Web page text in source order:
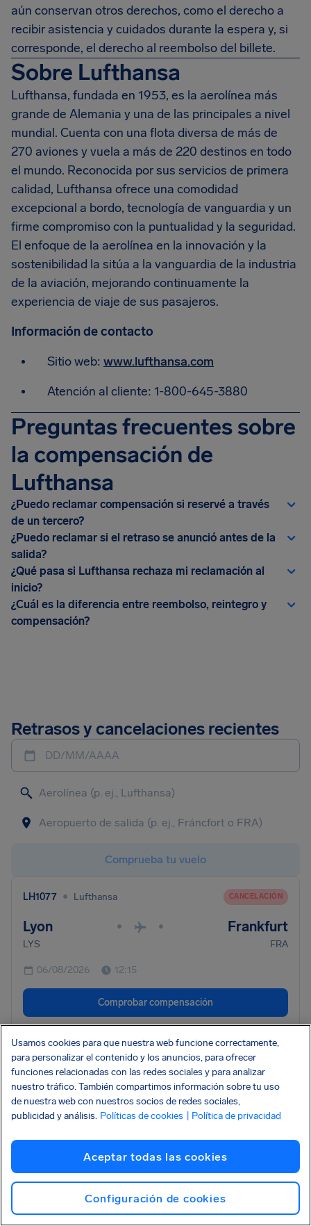
aún conservan otros derechos, como el derecho a
recibir asistencia y cuidados durante la espera y, si
corresponde, el derecho al reembolso del billete.
Sobre Lufthansa
Lufthansa, fundada en 1953, es la aerolínea más
grande de Alemania y una de las principales a nivel
mundial. Cuenta con una flota diversa de más de
270 aviones y vuela a más de 220 destinos en todo
el mundo. Reconocida por sus servicios de primera
calidad, Lufthansa ofrece una comodidad
excepcional a bordo, tecnología de vanguardia y un
firme compromiso con la puntualidad y la seguridad.
El enfoque de la aerolínea en la innovación y la
sostenibilidad la sitúa a la vanguardia de la industria
de la aviación, mejorando continuamente la
experiencia de viaje de sus pasajeros.
Información de contacto
Sitio web: www.lufthansa.com
Atención al cliente: 1-800-645-3880
Preguntas frecuentes sobre
la compensación de
Lufthansa
¿Puedo reclamar compensación si reservé a través
de un tercero?
¿Puedo reclamar si el retraso se anunció antes de la
salida?
¿Qué pasa si Lufthansa rechaza mi reclamación al
inicio?
¿Cuál es la diferencia entre reembolso, reintegro y
compensación?
Retrasos y cancelaciones recientes
DD/MM/AAAA
Comprueba tu vuelo
LH1077 • Lufthansa CANCELACIÓN
Lyon • • Frankfurt
LYS FRA
06/08/2026 12:15
Comprobar compensación
LH908 • Lufthansa CANCELACIÓN
Frankfurt • • London
06/08/2026 12:00
Comprobar compensación
Danish Air Transport
Usamos cookies para que nuestra web funcione correctamente,
para personalizar el contenido y los anuncios, para ofrecer
funciones relacionadas con las redes sociales y para analizar
nuestro tráfico. También compartimos información sobre tu uso
de nuestra web con nuestros socios de redes sociales,
publicidad y análisis. Políticas de cookies | Política de privacidad
Aceptar todas las cookies
Configuración de cookies